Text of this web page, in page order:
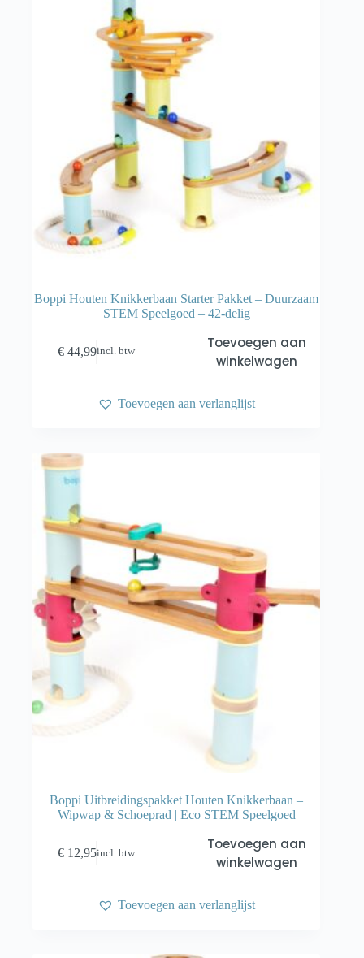
Boppi Houten Knikkerbaan Starter Pakket – Duurzaam
STEM Speelgoed – 42-delig
€ 44,99incl. btw
Toevoegen aan
winkelwagen
Toevoegen aan verlanglijst
Boppi Uitbreidingspakket Houten Knikkerbaan –
Wipwap & Schoeprad | Eco STEM Speelgoed
€ 12,95incl. btw
Toevoegen aan
winkelwagen
Toevoegen aan verlanglijst